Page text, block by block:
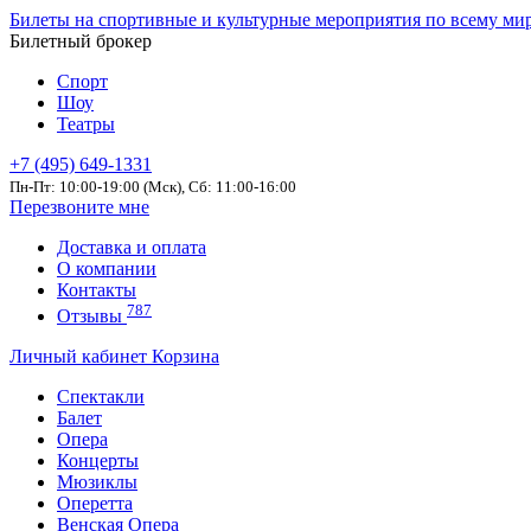
Билеты на спортивные и культурные мероприятия по всему
Билетный брокер
Спорт
Шоу
Театры
+7 (495) 649-1331
Пн-Пт: 10:00-19:00 (Мск), Сб: 11:00-16:00
Перезвоните мне
Доставка и оплата
О компании
Контакты
Отзывы 787
Личный кабинет Корзина
Спектакли
Балет
Опера
Концерты
Мюзиклы
Оперетта
Венская Опера